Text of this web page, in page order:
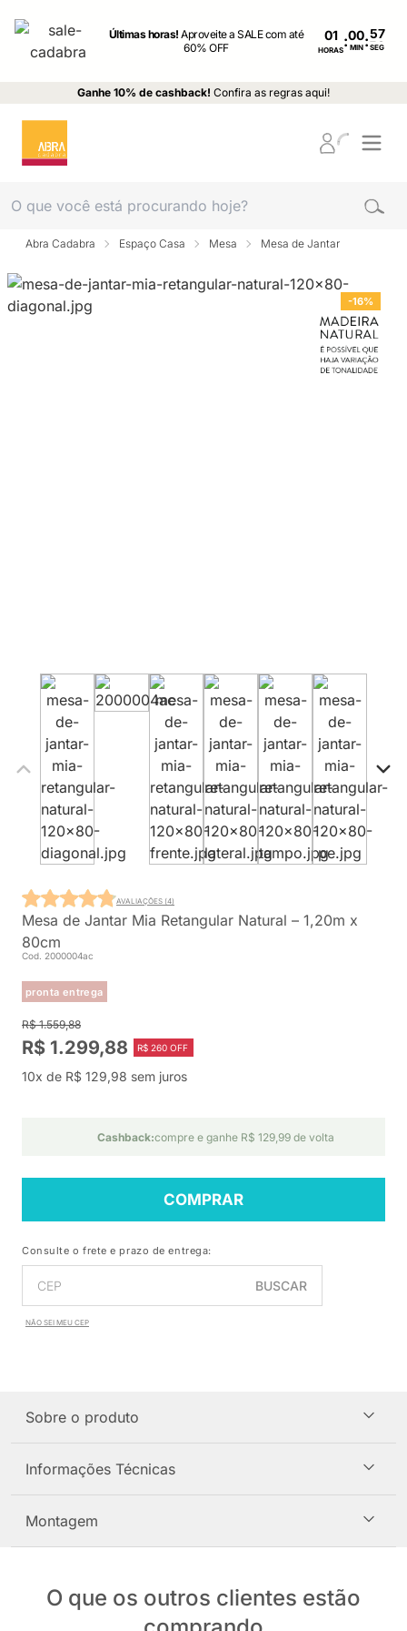
Últimas horas!Aproveite a SALE com até
60% OFF
01
HORAS: MIN : SEG
Ganhe 10% de cashback! Confira as regras aqui!
Abra Cadabra Espaço Casa Mesa Mesa de Jantar
-16%
Mesa de Jantar Mia Retangular Natural – 1,20m x
80cm
Cod. 2000004ac
pronta entrega
AVALIAÇÕES (4)
R$ 1.559,88
R$ 1.299,88 R$ 260 OFF
10x de R$ 129,98 sem juros
Cashback:compre e ganhe R$ 129,99 de volta
COMPRAR
Consulte o frete e prazo de entrega:
BUSCAR
NÃO SEI MEU CEP
Sobre o produto
Informações Técnicas
Montagem
O que os outros clientes estão